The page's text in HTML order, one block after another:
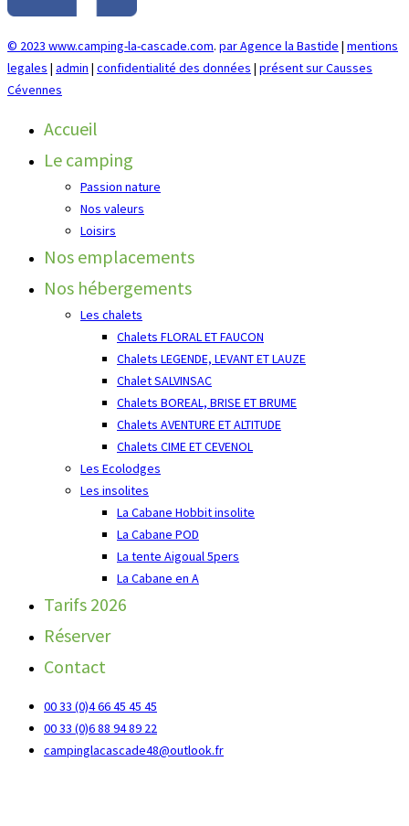
© 2023 www.camping-la-cascade.com. par Agence la Bastide | mentions
legales | admin | confidentialité des données | présent sur Causses
Cévennes
Accueil
Le camping
Passion nature
Nos valeurs
Loisirs
Nos emplacements
Nos hébergements
Les chalets
Chalets FLORAL ET FAUCON
Chalets LEGENDE, LEVANT ET LAUZE
Chalet SALVINSAC
Chalets BOREAL, BRISE ET BRUME
Chalets AVENTURE ET ALTITUDE
Chalets CIME ET CEVENOL
Les Ecolodges
Les insolites
La Cabane Hobbit insolite
La Cabane POD
La tente Aigoual 5pers
La Cabane en A
Tarifs 2026
Réserver
Contact
00 33 (0)4 66 45 45 45
00 33 (0)6 88 94 89 22
campinglacascade48@outlook.fr